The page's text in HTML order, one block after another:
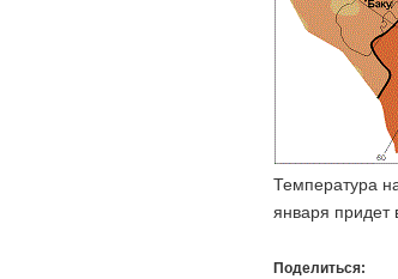
Температура
января придет
Поделиться: